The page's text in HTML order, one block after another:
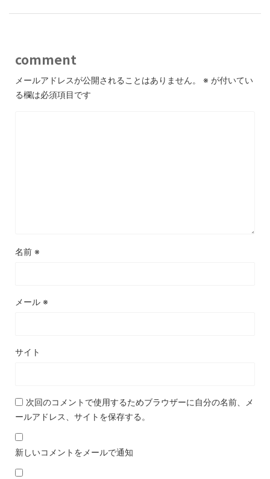
comment
メールアドレスが公開されることはありません。 ※ が付いてい
る欄は必須項目です
名前 ※
メール ※
サイト
次回のコメントで使用するためブラウザーに自分の名前、メ
ールアドレス、サイトを保存する。
新しいコメントをメールで通知